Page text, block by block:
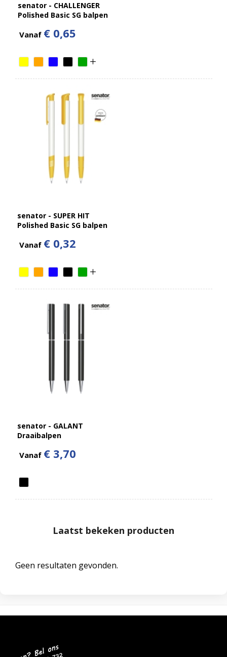
senator - CHALLENGER
Polished Basic SG balpen
Vanaf € 0,65
senator - SUPER HIT
Polished Basic SG balpen
Vanaf € 0,32
senator - GALANT
Draaibalpen
Vanaf € 3,70
Laatst bekeken producten
Geen resultaten gevonden.